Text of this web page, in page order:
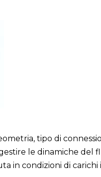
tipo di
le dinamiche del
in condizioni di carichi